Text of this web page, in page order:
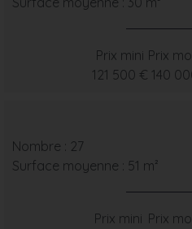
Prix mini
121 500 €
Prix
140
Nombre : 27
Surface moyenne : 51 m²
Prix mini Prix